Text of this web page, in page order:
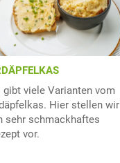
gibt viele Varianten vom
Hier stellen wir
sehr schmackhaftes
vor.